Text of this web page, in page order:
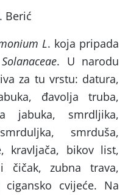
Berić
L. koja pripada
Solanaceae. U narodu
za tu vrstu: datura,
đavolja truba,
jabuka, smrdljika,
smrduša,
kravljača, bikov list,
čičak, zubna trava,
cvijeće. Na